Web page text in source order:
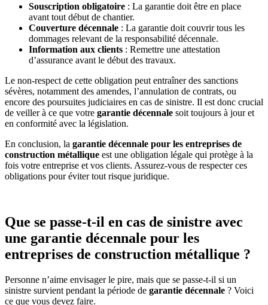
Souscription obligatoire : La garantie doit être en place
avant tout début de chantier.
Couverture décennale : La garantie doit couvrir tous les
dommages relevant de la responsabilité décennale.
Information aux clients : Remettre une attestation
d’assurance avant le début des travaux.
Le non-respect de cette obligation peut entraîner des sanctions
sévères, notamment des amendes, l’annulation de contrats, ou
encore des poursuites judiciaires en cas de sinistre. Il est donc crucial
de veiller à ce que votre garantie décennale soit toujours à jour et
en conformité avec la législation.
En conclusion, la garantie décennale pour les entreprises de
construction métallique est une obligation légale qui protège à la
fois votre entreprise et vos clients. Assurez-vous de respecter ces
obligations pour éviter tout risque juridique.
Que se passe-t-il en cas de sinistre avec
une garantie décennale pour les
entreprises de construction métallique ?
Personne n’aime envisager le pire, mais que se passe-t-il si un
sinistre survient pendant la période de garantie décennale ? Voici
ce que vous devez faire.